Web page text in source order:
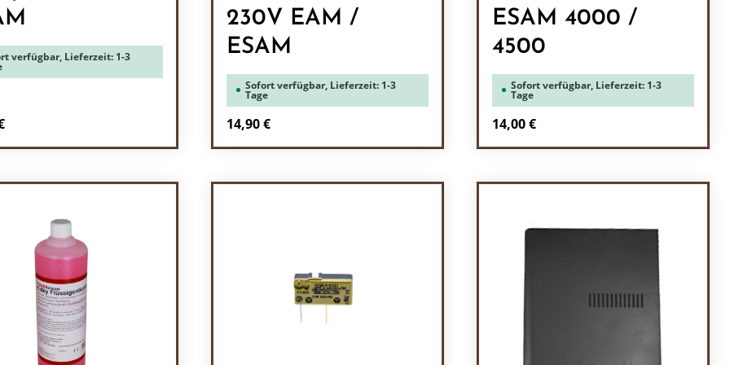
verfügbar, Lieferzeit: 1-3
Preis:
230V EAM /
ESAM
Sofort verfügbar, Lieferzeit: 1-3
Tage
Regulärer Preis:
14,90 €
ESAM 4000 /
4500
Sofort verfügbar, Lieferzeit: 1-3
Tage
Regulärer Preis:
14,00 €